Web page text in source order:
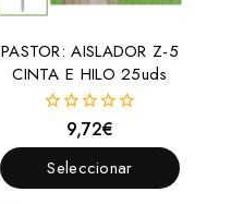
PASTOR: AISLADOR Z-5
CINTA E HILO 25uds
fuera
de
5
9,72€
Seleccionar